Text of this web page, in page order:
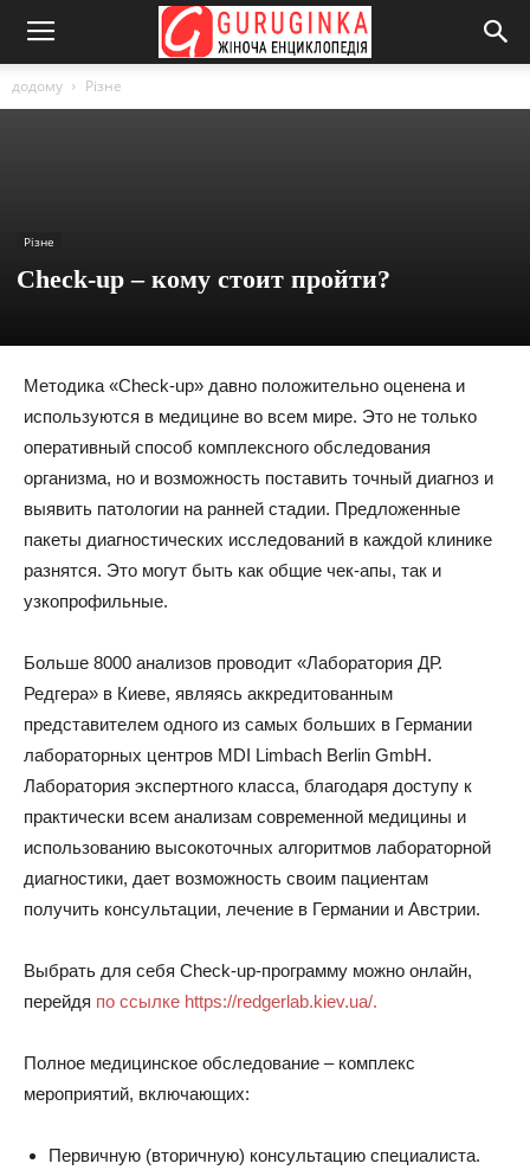
додому Різне
Різне
Check-up – кому стоит пройти?
Методика «Check-up» давно положительно оценена и
используются в медицине во всем мире. Это не только
оперативный способ комплексного обследования
организма, но и возможность поставить точный диагноз и
выявить патологии на ранней стадии. Предложенные
пакеты диагностических исследований в каждой клинике
разнятся. Это могут быть как общие чек-апы, так и
узкопрофильные.
Больше 8000 анализов проводит «Лаборатория ДР.
Редгера» в Киеве, являясь аккредитованным
представителем одного из самых больших в Германии
лабораторных центров MDI Limbach Berlin GmbH.
Лаборатория экспертного класса, благодаря доступу к
практически всем анализам современной медицины и
использованию высокоточных алгоритмов лабораторной
диагностики, дает возможность своим пациентам
получить консультации, лечение в Германии и Австрии.
Выбрать для себя Check-up-программу можно онлайн,
перейдя по ссылке https://redgerlab.kiev.ua/.
Полное медицинское обследование – комплекс
мероприятий, включающих:
Первичную (вторичную) консультацию специалиста.